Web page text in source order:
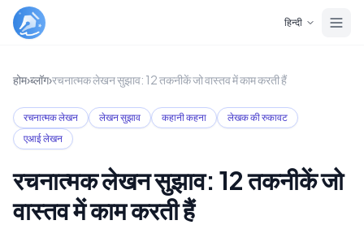
हिन्दी
होम›ब्लॉग›रचनात्मक लेखन सुझाव: 12 तकनीकें जो वास्तव में काम करती हैं
रचनात्मक लेखन लेखन सुझाव कहानी कहना
लेखक की रुकावट
एआई लेखन
रचनात्मक लेखन सुझाव: 12 तकनीकें जो
वास्तव में काम करती हैं